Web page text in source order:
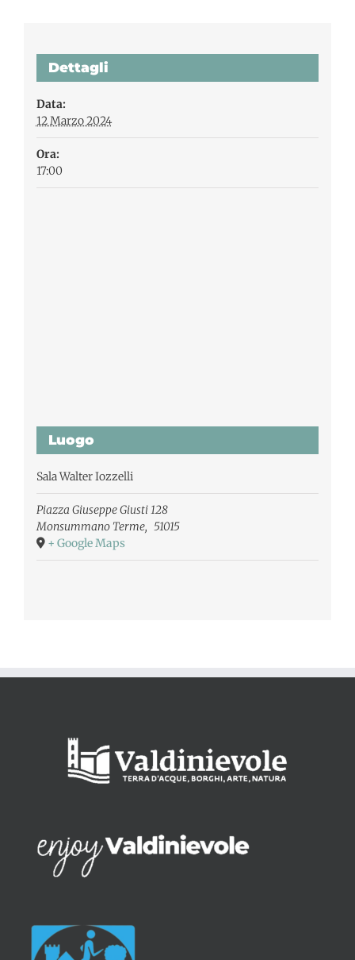
Dettagli
Data:
12 Marzo 2024
Ora:
17:00
Luogo
Sala Walter Iozzelli
Piazza Giuseppe Giusti 128
Monsummano Terme, 51015
+ Google Maps